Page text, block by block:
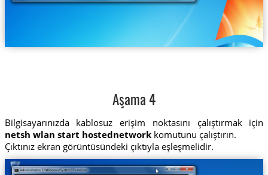
Aşama 4
Bilgisayarınızda kablosuz erişim noktasını çalıştırmak için
netsh wlan start hostednetworkkomutunu çalıştırın.
Çıktınız ekran görüntüsündeki çıktıyla eşleşmelidir.